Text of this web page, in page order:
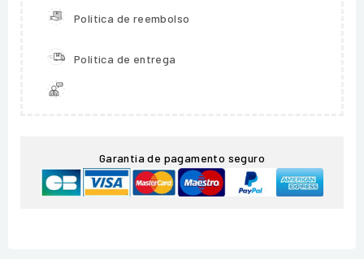
Política de reembolso
Política de entrega
Garantia de pagamento seguro